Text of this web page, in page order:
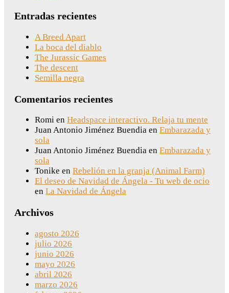
Entradas recientes
A Breed Apart
La boca del diablo
The Jurassic Games
The descent
Semilla negra
Comentarios recientes
Romi en Headspace interactivo. Relaja tu mente
Juan Antonio Jiménez Buendia en Embarazada y
sola
Juan Antonio Jiménez Buendia en Embarazada y
sola
Tonike en Rebelión en la granja (Animal Farm)
El deseo de Navidad de Ángela - Tu web de ocio
en La Navidad de Ángela
Archivos
agosto 2026
julio 2026
junio 2026
mayo 2026
abril 2026
marzo 2026